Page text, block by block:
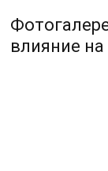
влияние